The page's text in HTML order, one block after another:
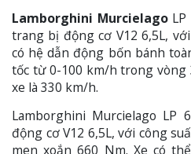
Lamborghini MurcielagoLP
trang bị động cơ V12 6,5L,
có hệ dẫn động bốn bánh
tốc từ 0-100 km/h trong vòng
xe là 330 km/h.
Lamborghini Murcielago LP
động cơ V12 6,5L, với công
men xoắn 660 Nm. Xe có